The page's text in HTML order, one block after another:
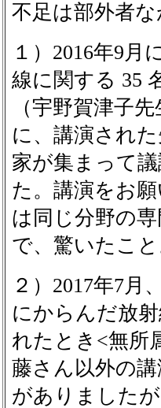
不足は部外者
１）2016年9月
線に関する 35
（宇野賀津子
に、講演され
家が集まって
た。講演をお
は同じ分野の
で、驚いたこ
２）2017年7月
にからんだ放
れたとき<無所
藤さん以外の
がありました